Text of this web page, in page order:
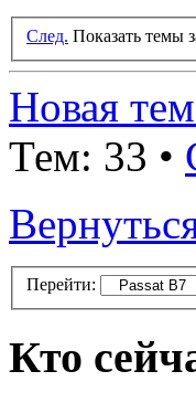
След. Показать темы
Новая
Тем: 33 •
Перейти:
Кто